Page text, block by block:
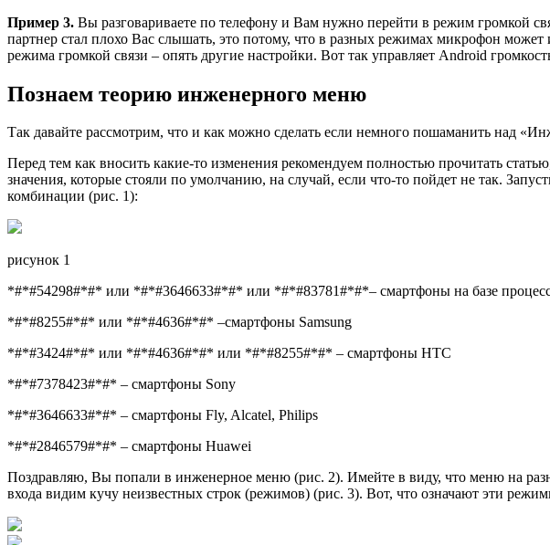
Пример 3. Вы разговариваете по телефону и Вам нужно перейти в режим громкой
партнер стал плохо Вас слышать, это потому, что в разных режимах микрофон
режима громкой связи – опять другие настройки. Вот так управляет Android
Познаем теорию инженерного меню
Так давайте рассмотрим, что и как можно сделать если немного пошаманить над
Перед тем как вносить какие-то изменения рекомендуем полностью прочитать
значения, которые стояли по умолчанию, на случай, если что-то пойдет не так.
комбинации (рис. 1):
рисунок 1
*#*#54298#*#* или *#*#3646633#*#* или *#*#83781#*#*– смартфоны на базе
*#*#8255#*#* или *#*#4636#*#* –смартфоны Samsung
*#*#3424#*#* или *#*#4636#*#* или *#*#8255#*#* – смартфоны HTC
*#*#7378423#*#* – смартфоны Sony
*#*#3646633#*#* – смартфоны Fly, Alcatel, Philips
*#*#2846579#*#* – смартфоны Huawei
Поздравляю, Вы попали в инженерное меню (рис. 2). Имейте в виду, что меню на
входа видим кучу неизвестных строк (режимов) (рис. 3). Вот, что означают эти